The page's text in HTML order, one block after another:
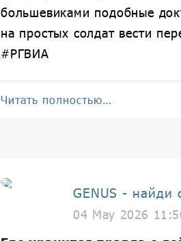
большевиками подобные
на простых солдат вести
#РГВИА
Читать полностью…
GENUS - найди
04 May 2026